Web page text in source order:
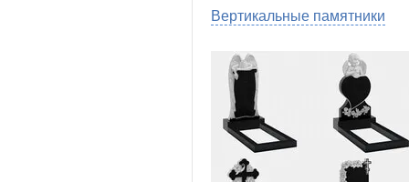
Вертикальные памятники